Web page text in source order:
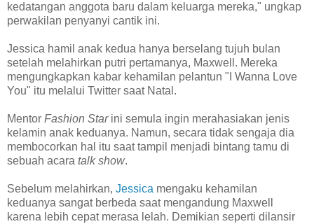
kedatangan anggota baru dalam keluarga mereka," ungkap
perwakilan penyanyi cantik ini.
Jessica hamil anak kedua hanya berselang tujuh bulan
setelah melahirkan putri pertamanya, Maxwell. Mereka
mengungkapkan kabar kehamilan pelantun "I Wanna Love
You" itu melalui Twitter saat Natal.
Mentor Fashion Star ini semula ingin merahasiakan jenis
kelamin anak keduanya. Namun, secara tidak sengaja dia
membocorkan hal itu saat tampil menjadi bintang tamu di
sebuah acara talk show.
Sebelum melahirkan, Jessica mengaku kehamilan
keduanya sangat berbeda saat mengandung Maxwell
karena lebih cepat merasa lelah. Demikian seperti dilansir